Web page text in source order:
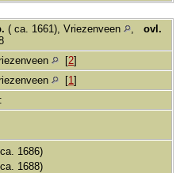
( ca. 1661), Vriezenveen
ovl.
[2]
[1 ]
1686)
1688)